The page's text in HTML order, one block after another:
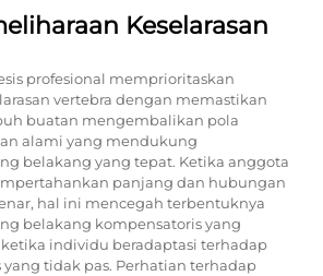
Keselarasan
profesional memprioritaskan
vertebra dengan memastikan
buatan mengembalikan pola
alami yang mendukung
belakang yang tepat. Ketika anggota
panjang dan hubungan
hal ini mencegah terbentuknya
belakang kompensatoris yang
individu beradaptasi terhadap
yang tidak pas. Perhatian terhadap